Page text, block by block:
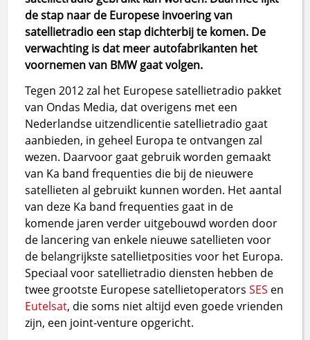
de stap naar de Europese invoering van
satellietradio een stap dichterbij te komen. De
verwachting is dat meer autofabrikanten het
voornemen van BMW gaat volgen.
Tegen 2012 zal het Europese satellietradio pakket
van Ondas Media, dat overigens met een
Nederlandse uitzendlicentie satellietradio gaat
aanbieden, in geheel Europa te ontvangen zal
wezen. Daarvoor gaat gebruik worden gemaakt
van Ka band frequenties die bij de nieuwere
satellieten al gebruikt kunnen worden. Het aantal
van deze Ka band frequenties gaat in de
komende jaren verder uitgebouwd worden door
de lancering van enkele nieuwe satellieten voor
de belangrijkste satellietposities voor het Europa.
Speciaal voor satellietradio diensten hebben de
twee grootste Europese satellietoperatorsSES en
Eutelsat, die soms niet altijd even goede vrienden
zijn, een joint-venture opgericht.